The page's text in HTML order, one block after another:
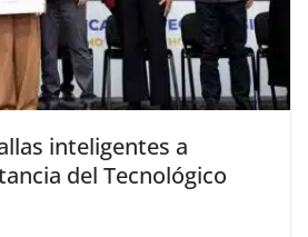
inteligentes a
del Tecnológico